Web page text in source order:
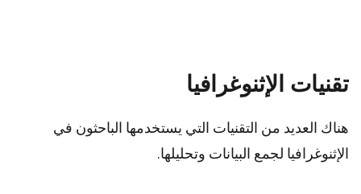
تقنيات الإثنوغرافيا
هناك العديد من التقنيات التي يستخدمها الباحثون في
الإثنوغرافيا لجمع البيانات وتحليلها.